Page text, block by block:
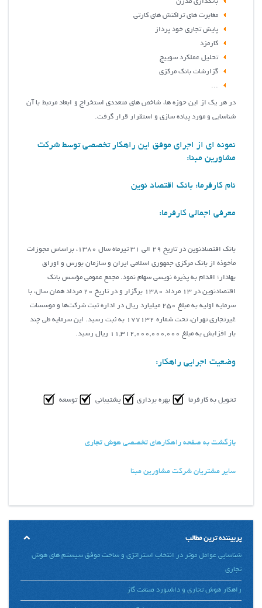
مغابرت های تراکنش های کارتی
پایش تجاری خود پرداز
کارمزد
تحلیل عملکرد سوییچ
گزارشات بانک مرکزی
...
در هر یک از این حوزه ها، شاخص های متعددی استخراج و ابعاد مرتبط با آن
شناسایی و مورد پیاده سازی و استقرار قرار گرفت.
نمونه ای از اجرای موفق این راهکار تخصصی توسط شرکت
مشاورین مبنا:
نام کارفرما: بانک اقتصاد نوین
معرفی اجمالی کارفرما:
بانك اقتصادنوين در تاريخ 29 الي 31 تيرماه سال 1380، براساس مجوزات
مأخوذه از بانک مركزي جمهوري اسلامي ايران و سازمان بورس و اوراق
بهادار؛ اقدام به پذيره‌ نويسي سهام نمود. مجمع عمومي مؤسس بانک
اقتصادنوين در 13 مرداد 1380 برگزار و در تاريخ 20 مرداد همان سال، با
سرمايه اوليه به مبلغ 250 ميليارد ريال در اداره ثبت شرکت‌ها و موسسات
غيرتجاري تهران، تحت شماره 177132 به ثبت رسيد. این سرمایه طی چند
بار افزابش به مبلغ 11,312,000,000,000 ريال رسید.
وضعیت اجرایی راهکار:
تحویل به کارفرما بهره برداری پشتیبانی توسعه
بازگشت به صفحه راهکارهای تخصصی هوش تجاری
سایر مشتریان شرکت مشاورین مبنا
پربیننده ترین مطالب
شناسایی عوامل موثر در انتخاب استراتژی و ساخت موفق سیستم های هوش
تجاری
راهکار هوش تجاری و داشبورد صنعت گاز